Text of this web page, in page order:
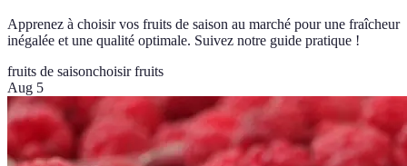
Apprenez à choisir vos fruits de saison au marché pour une fraîcheur
inégalée et une qualité optimale. Suivez notre guide pratique !
fruits de saisonchoisir fruits
Aug 5